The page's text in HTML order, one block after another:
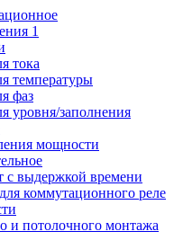
1
тока
температуры
фаз
уровня/заполнения
мощности
с выдержкой времени
коммутационного реле
и потолочного монтажа